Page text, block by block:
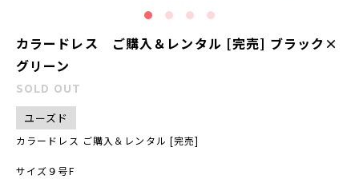
カラードレス ご購入＆レンタル [完売] ブラック×
グリーン
SOLD OUT
ユーズド
カラードレス ご購入＆レンタル [完売]
サイズ９号F